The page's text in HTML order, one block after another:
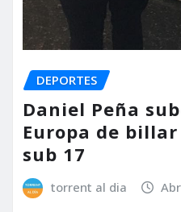
DEPORTES
Daniel Peña
Europa de
sub 17
torrent al dia